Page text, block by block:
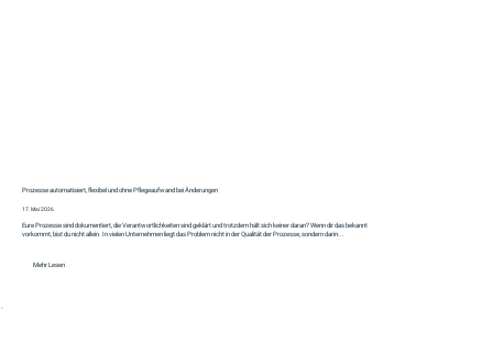
Prozesse automatisiert, flexibel und ohne Pflegeaufwand bei Änderungen
17. Mai 2026
Eure Prozesse sind dokumentiert, die Verantwortlichkeiten sind geklärt und trotzdem hält sich keiner daran? Wenn dir das bekannt
vorkommt, bist du nicht allein. In vielen Unternehmen liegt das Problem nicht in der Qualität der Prozesse, sondern darin...
Mehr Lesen